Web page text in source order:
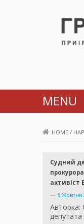
MENU
HOME /
Судний
активіст
— 5 Жовтня
Авторка:
депутата